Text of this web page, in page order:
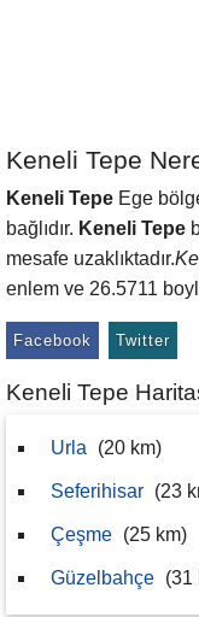
Keneli Tepe
Keneli Tepe Ege
bağlıdır. Keneli Tepe
mesafe uzaklıktadır.
enlem ve 26.5711
Facebook Twitter
Keneli Tepe
Urla (20 km)
Seferihisar (23
Çeşme (25 km)
Güzelbahçe (31